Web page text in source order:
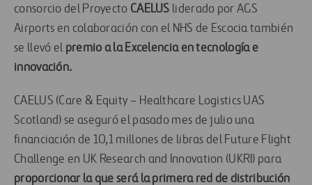
consorcio del Proyecto CAELUS liderado por AGS
Airports en colaboración con el NHS de Escocia también
se llevó el premio a la Excelencia en tecnología e
innovación.
CAELUS (Care & Equity – Healthcare Logistics UAS
Scotland) se aseguró el pasado mes de julio una
financiación de 10,1 millones de libras del Future Flight
Challenge en UK Research and Innovation (UKRI) para
proporcionar la que será la primera red de distribución